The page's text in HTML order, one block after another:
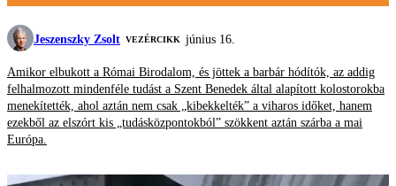
Jeszenszky Zsolt VEZÉRCIKK június 16.
Amikor elbukott a Római Birodalom, és jöttek a barbár hódítók, az addig
felhalmozott mindenféle tudást a Szent Benedek által alapított kolostorokba
menekítették, ahol aztán nem csak „kibekkelték” a viharos időket, hanem
ezekből az elszórt kis „tudásközpontokból” szökkent aztán szárba a mai
Európa.